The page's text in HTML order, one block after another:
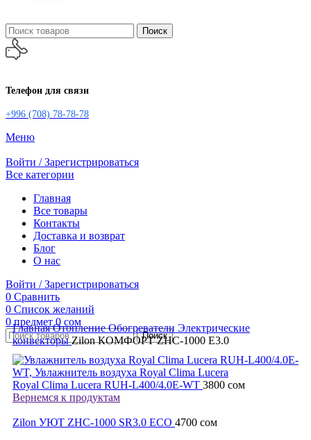
Поиск
Телефон для связи
+996 (708) 78-78-78
Меню
Войти / Зарегистрироваться
Все категории
Главная
Все товары
Контакты
Доставка и возврат
Блог
О нас
Войти / Зарегистрироваться
0 Сравнить
0 Список желаний
0предмет 0 сом
Поиск
ГлавнаяОтоплениеОбогреватели Электрические
конвекторыZilon КОМФОРТ ZHC-1000 E3.0
Royal Clima Lucera RUH-L400/4.0E-WT 3800 сом
Вернемся к продуктам
Zilon УЮТ ZHC-1000 SR3.0 ECO 4700 сом